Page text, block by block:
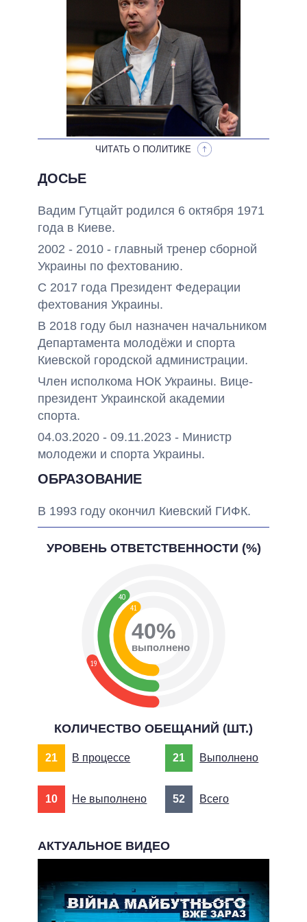
ОБЕЩАНИЯ В ПРОЦЕССЕ
ВСЕ ОБЕЩАНИЯ
АРХИВНЫЕ ОБЕЩАНИЯ
ЧИТАТЬ О ПОЛИТИКЕ
ДОСЬЕ
Вадим Гутцайт родился 6 октября 1971
года в Киеве.
2002 - 2010 - главный тренер сборной
Украины по фехтованию.
С 2017 года Президент Федерации
фехтования Украины.
В 2018 году был назначен начальником
Департамента молодёжи и спорта
Киевской городской администрации.
Член исполкома НОК Украины. Вице-
президент Украинской академии
спорта.
04.03.2020 - 09.11.2023 - Министр
молодежи и спорта Украины.
ОБРАЗОВАНИЕ
В 1993 году окончил Киевский ГИФК.
УРОВЕНЬ ОТВЕТСТВЕННОСТИ (%)
19
40
41
40%
выполнено
КОЛИЧЕСТВО ОБЕЩАНИЙ (ШТ.)
21 В процессе 21 Выполнено
10 Не выполнено 52 Всего
АКТУАЛЬНОЕ ВИДЕО